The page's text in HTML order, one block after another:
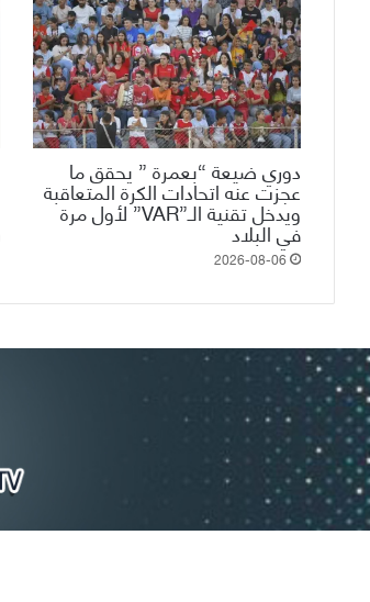
دوري ضيعة “بعمرة ” يحقق ما
عجزت عنه اتحادات الكرة المتعاقبة
ويدخل تقنية الـ”VAR” لأول مرة
في البلاد
2026-08-06